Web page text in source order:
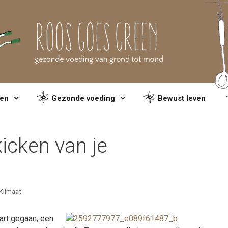
Gezonde voeding Bewust leven
van je
gegaan; een